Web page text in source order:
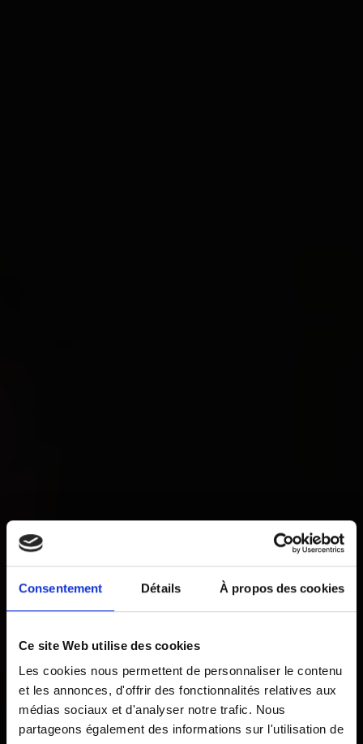
Consentement Détails À propos des cookies
Ce site Web utilise des cookies
Les cookies nous permettent de personnaliser le contenu
et les annonces, d'offrir des fonctionnalités relatives aux
médias sociaux et d'analyser notre trafic. Nous
partageons également des informations sur l'utilisation de